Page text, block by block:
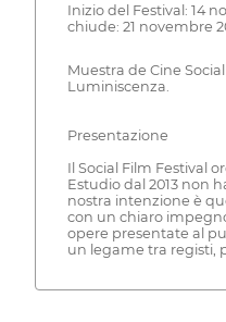
Inizio del Festival: 14
chiude: 21 novembre
Muestra de Cine Social
Luminiscenza.
Presentazione
Il Social Film Festival
Estudio dal 2013 non
nostra intenzione è
con un chiaro
opere presentate al
un legame tra registi,